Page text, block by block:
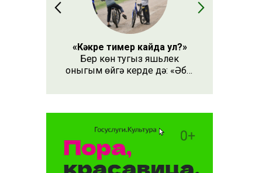
«Кәкре тимер кайда ул?»
Бер көн тугыз яшьлек
оныгым өйгә керде дә: «Әби,
ул?» – дип сорады.